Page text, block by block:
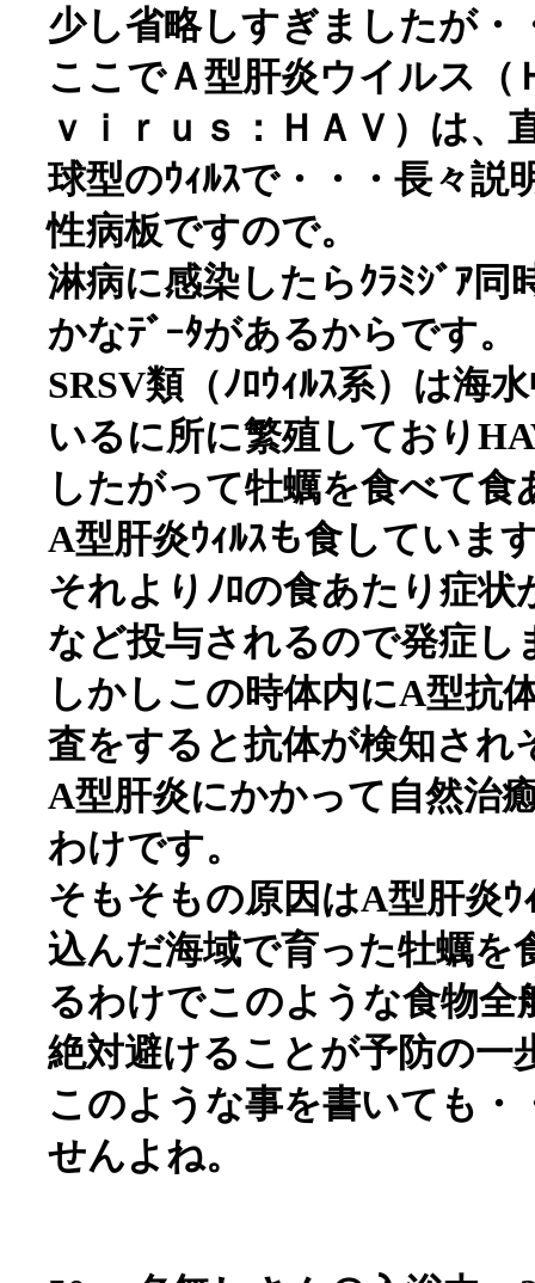
少し省略しすぎましたが・
ここでＡ型肝炎ウイルス
ｖｉｒｕｓ：ＨＡＶ）は、
球型のｳｨﾙｽで・・・長々説
性病板ですので。
淋病に感染したらｸﾗﾐｼﾞｱ
かなﾃﾞｰﾀがあるからです。
SRSV類（ﾉﾛｳｨﾙｽ系）は海
いるに所に繁殖しており
したがって牡蠣を食べて
A型肝炎ｳｨﾙｽも食していま
それよりﾉﾛの食あたり症
など投与されるので発症し
しかしこの時体内にA型抗
査をすると抗体が検知され
A型肝炎にかかって自然治
わけです。
そもそもの原因はA型肝炎
込んだ海域で育った牡蠣を
るわけでこのような食物
絶対避けることが予防の一
このような事を書いても
せんよね。